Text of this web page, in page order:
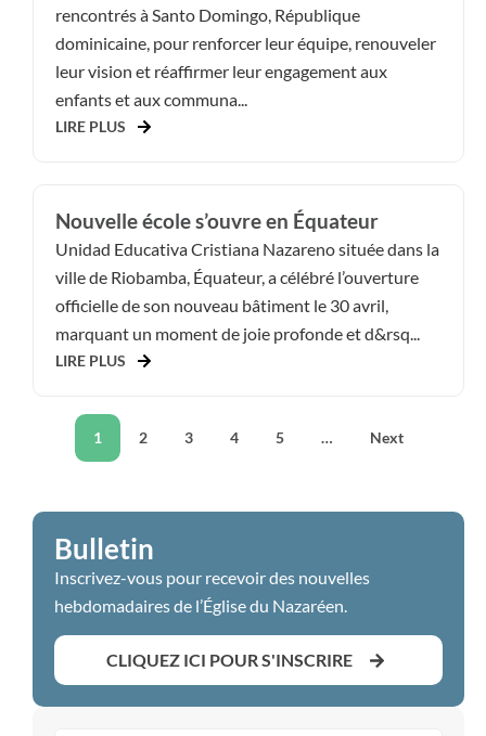
rencontrés à Santo Domingo, République
dominicaine, pour renforcer leur équipe, renouveler
leur vision et réaffirmer leur engagement aux
enfants et aux communa...
LIRE PLUS
Nouvelle école s’ouvre en Équateur
Unidad Educativa Cristiana Nazareno située dans la
ville de Riobamba, Équateur, a célébré l’ouverture
officielle de son nouveau bâtiment le 30 avril,
marquant un moment de joie profonde et d&rsq...
LIRE PLUS
1 2 3 4 5 … Next
Bulletin
Inscrivez-vous pour recevoir des nouvelles
hebdomadaires de l’Église du Nazaréen.
CLIQUEZ ICI POUR S'INSCRIRE